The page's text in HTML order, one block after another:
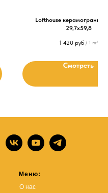
Lofthouse керамогранит
29,7х59,8
1 420 руб / 1 m²
Смотреть
Меню:
О нас